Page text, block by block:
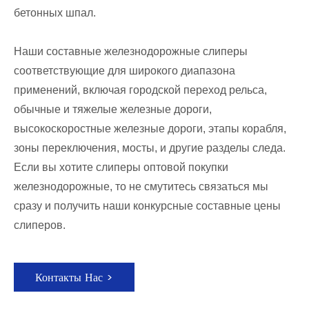
бетонных шпал.
Наши составные железнодорожные слиперы
соответствующие для широкого диапазона
применений, включая городской переход рельса,
обычные и тяжелые железные дороги,
высокоскоростные железные дороги, этапы корабля,
зоны переключения, мосты, и другие разделы следа.
Если вы хотите слиперы оптовой покупки
железнодорожные, то не смутитесь связаться мы
сразу и получить наши конкурсные составные цены
слиперов.
Контакты Нас >